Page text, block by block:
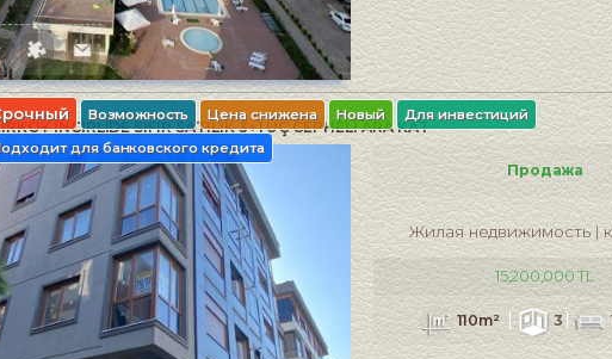
İNCİRLİDE SIFIR SATILIK 3+1 ÜÇ CEPHELİ ARA KAT
Возможность Цена снижена Новый
Для инвестиций
для банковского кредита
Продажа
Жилая недвижимость
15,200,000 TL
110m² 3